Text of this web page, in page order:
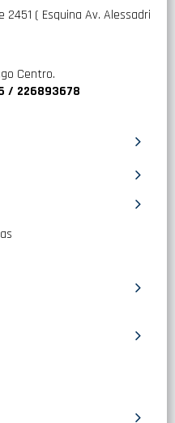
2451 ( Esquina Av. Alessadri
Centro.
/ 226893678